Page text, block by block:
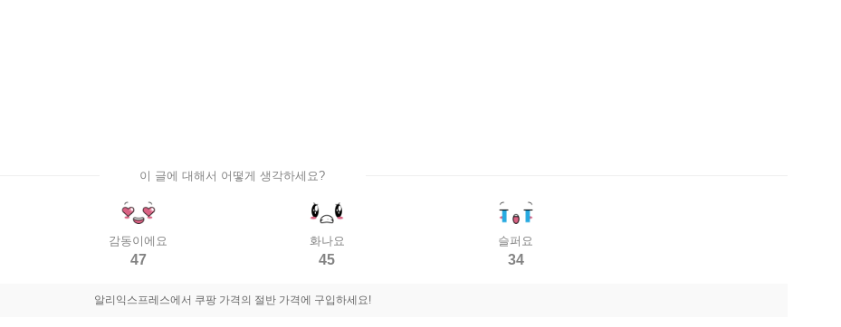
이 글에 대해서 어떻게 생각하세요?
감동이에요
47
화나요
45
슬퍼요
34
알리익스프레스에서 쿠팡 가격의 절반 가격에 구입하세요!